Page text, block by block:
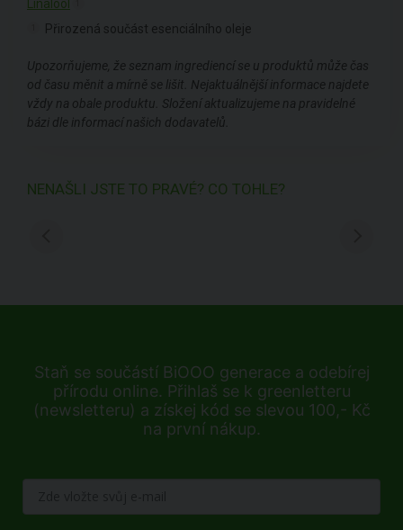
Linalool
Přirozená součást esenciálního oleje
Upozorňujeme, že seznam ingrediencí se u produktů může čas
od času měnit a mírně se lišit. Nejaktuálnější informace najdete
vždy na obale produktu. Složení aktualizujeme na pravidelné
bázi dle informací našich dodavatelů.
NENAŠLI JSTE TO PRAVÉ? CO TOHLE?
Staň se součástí BiOOO generace a odebírej
přírodu online. Přihlaš se k greenletteru
(newsletteru) a získej kód se slevou 100,- Kč
na první nákup.